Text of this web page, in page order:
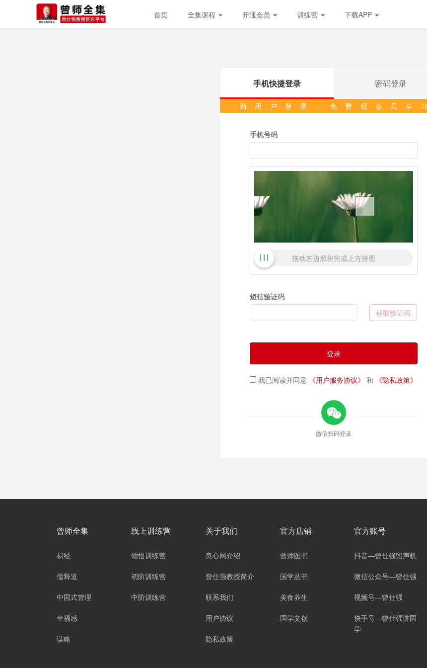
首页 全集课程 开通会员 训练营 下载APP
手机快捷登录 密码登录
新用户登录，免费领会员学习
手机号码
拖动左边滑块完成上方拼图
短信验证码
获取验证码
登录
我已阅读并同意 《用户服务协议》 和 《隐私政策》
微信扫码登录
曾师全集
易经
儒释道
中国式管理
幸福感
谋略
线上训练营
领悟训练营
初阶训练营
中阶训练营
关于我们
良心网介绍
曾仕强教授简介
联系我们
用户协议
隐私政策
官方店铺
曾师图书
国学丛书
美食养生
国学文创
官方账号
抖音—曾仕强留声机
微信公众号—曾仕强
视频号—曾仕强
快手号—曾仕强讲国
学